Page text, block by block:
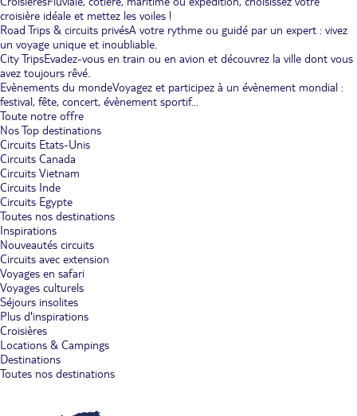
croisière idéale et mettez les voiles !
Road Trips & circuits privésA votre rythme ou guidé par un expert : vivez
un voyage unique et inoubliable.
City TripsEvadez-vous en train ou en avion et découvrez la ville dont vous
avez toujours rêvé.
Evènements du mondeVoyagez et participez à un évènement mondial :
festival, fête, concert, évènement sportif...
Toute notre offre
Nos Top destinations
Circuits Etats-Unis
Circuits Canada
Circuits Vietnam
Circuits Inde
Circuits Egypte
Toutes nos destinations
Inspirations
Nouveautés circuits
Circuits avec extension
Voyages en safari
Voyages culturels
Séjours insolites
Plus d'inspirations
Croisières
Locations & Campings
Destinations
Toutes nos destinations